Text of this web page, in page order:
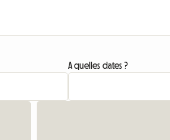
A quelles dates ?